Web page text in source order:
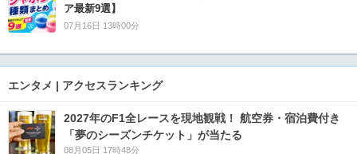
ア最新9選】
07月16日 13時00分
エンタメ | アクセスランキング
2027年のF1全レースを現地観戦！ 航空券・宿泊費付き
「夢のシーズンチケット」が当たる
08月05日 17時48分